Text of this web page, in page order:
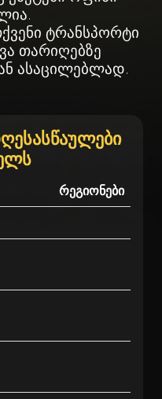
ტრანსპორტი
თარიღებზე
ასაცილებლად.
რეგიონები